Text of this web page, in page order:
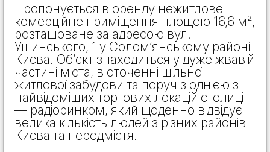
Пропонується в оренду нежитлове
комерційне приміщення площею 16,6 м²,
розташоване за адресою вул.
Ушинського, 1 у Солом’янському районі
Києва. Об’єкт знаходиться у дуже жвавій
частині міста, в оточенні щільної
житлової забудови та поруч з однією з
найвідоміших торгових локацій столиці
— радіоринком, який щоденно відвідує
велика кількість людей з різних районів
Києва та передмістя.